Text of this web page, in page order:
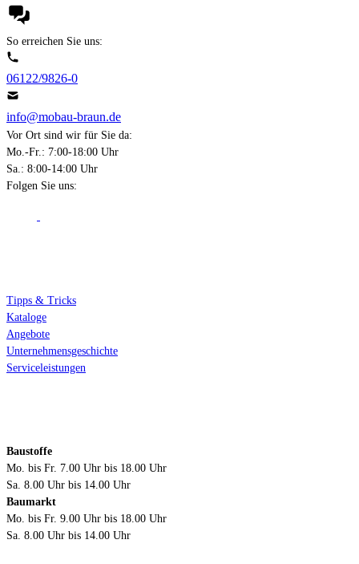
So erreichen Sie uns:
06122/9826-0
info@mobau-braun.de
Vor Ort sind wir für Sie da:
Mo.-Fr.: 7:00-18:00 Uhr
Sa.: 8:00-14:00 Uhr
Folgen Sie uns:
Tipps & Tricks
Kataloge
Angebote
Unternehmensgeschichte
Serviceleistungen
Baustoffe
Mo. bis Fr. 7.00 Uhr bis 18.00 Uhr
Sa. 8.00 Uhr bis 14.00 Uhr
Baumarkt
Mo. bis Fr. 9.00 Uhr bis 18.00 Uhr
Sa. 8.00 Uhr bis 14.00 Uhr